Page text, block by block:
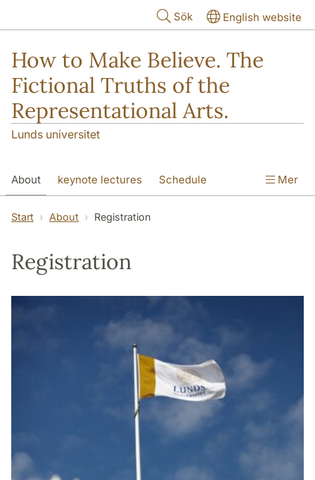
Sök English website
How to Make Believe. The
Fictional Truths of the
Representational Arts.
Lunds universitet
About keynote lectures Schedule
Participants Abstracts
Mer
Start About Registration
Registration